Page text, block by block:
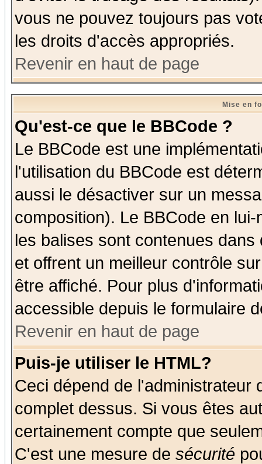
vous ne pouvez toujours pas
les droits d'accès appropriés.
Revenir en haut de page
Mise en
Qu'est-ce que le BBCode ?
Le BBCode est une
l'utilisation du BBCode est
aussi le désactiver sur un
composition). Le BBCode en
les balises sont contenues
et offrent un meilleur contrôle
être affiché. Pour plus
accessible depuis le formulaire
Revenir en haut de page
Puis-je utiliser le HTML?
Ceci dépend de l'administrateur
complet dessus. Si vous êtes
certainement compte que
C'est une mesure de sécurité